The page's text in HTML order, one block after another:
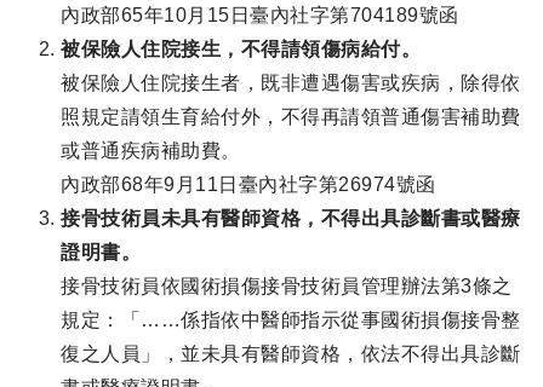
內政部65年10月15日臺內社字第704189號函
被保險人住院接生，不得請領傷病給付。
被保險人住院接生者，既非遭遇傷害或疾病，除得依
照規定請領生育給付外，不得再請領普通傷害補助費
或普通疾病補助費。
內政部68年9月11日臺內社字第26974號函
接骨技術員未具有醫師資格，不得出具診斷書或醫療
證明書。
接骨技術員依國術損傷接骨技術員管理辦法第3條之
規定：「……係指依中醫師指示從事國術損傷接骨整
復之人員」，並未具有醫師資格，依法不得出具診斷